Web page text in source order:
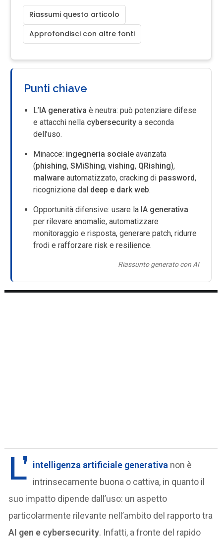
Riassumi questo articolo
Approfondisci con altre fonti
Punti chiave
L’IA generativa è neutra: può potenziare difese
e attacchi nella cybersecurity a seconda
dell’uso.
Minacce: ingegneria sociale avanzata
(phishing,SMiShing,vishing, QRishing),
malware automatizzato, cracking di password,
ricognizione dal deep e dark web.
Opportunità difensive: usare la IA generativa
per rilevare anomalie, automatizzare
monitoraggio e risposta, generare patch, ridurre
frodi e rafforzare risk e resilience.
Riassunto generato con AI
L’ intelligenza artificiale generativa non è
intrinsecamente buona o cattiva, in quanto il
suo impatto dipende dall’uso: un aspetto
particolarmente rilevante nell’ambito del rapporto tra
AI gen e cybersecurity. Infatti, a fronte del rapido